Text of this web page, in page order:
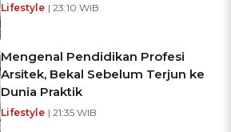
Lifestyle | 23:10 WIB
Mengenal Pendidikan Profesi
Arsitek, Bekal Sebelum Terjun ke
Dunia Praktik
Lifestyle | 21:35 WIB